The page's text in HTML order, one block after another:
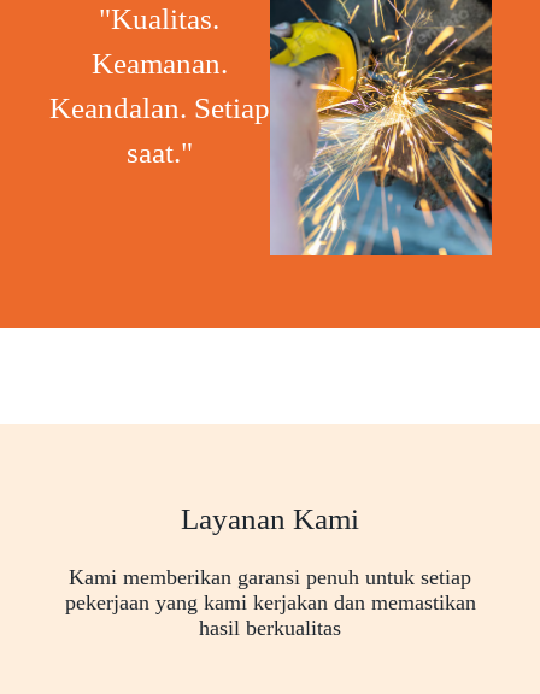
"Kualitas.
Keamanan.
Keandalan. Setiap
saat."
Layanan Kami
Kami memberikan garansi penuh untuk setiap
pekerjaan yang kami kerjakan dan memastikan
hasil berkualitas